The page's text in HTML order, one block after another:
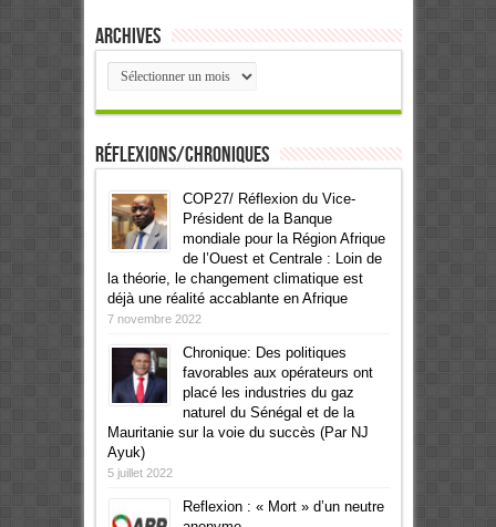
Archives
Archives
Réflexions/Chroniques
COP27/ Réflexion du Vice-
Président de la Banque
mondiale pour la Région Afrique
de l’Ouest et Centrale : Loin de
la théorie, le changement climatique est
déjà une réalité accablante en Afrique
7 novembre 2022
Chronique: Des politiques
favorables aux opérateurs ont
placé les industries du gaz
naturel du Sénégal et de la
Mauritanie sur la voie du succès (Par NJ
Ayuk)
5 juillet 2022
Reflexion : « Mort » d’un neutre